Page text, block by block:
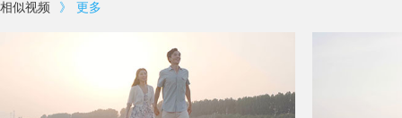
相似视频 》 更多